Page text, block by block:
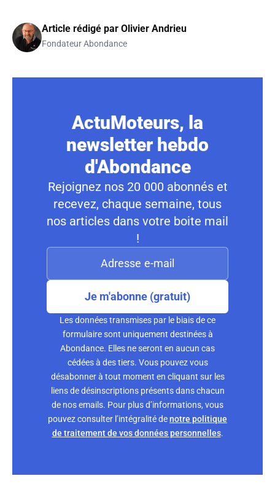
Article rédigé par Olivier Andrieu
Fondateur Abondance
ActuMoteurs, la
newsletter hebdo
d'Abondance
Rejoignez nos 20 000 abonnés et
recevez, chaque semaine, tous
nos articles dans votre boite mail
!
Je m'abonne (gratuit)
Les données transmises par le biais de ce
formulaire sont uniquement destinées à
Abondance. Elles ne seront en aucun cas
cédées à des tiers. Vous pouvez vous
désabonner à tout moment en cliquant sur les
liens de désinscriptions présents dans chacun
de nos emails. Pour plus d’informations, vous
pouvez consulter l’intégralité denotre politique
de traitement de vos données personnelles.